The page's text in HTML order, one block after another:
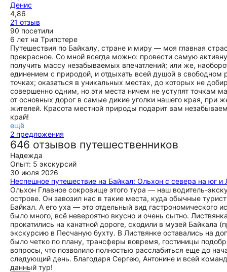
Денис
4,86
21 отзыв
90 посетили
6 лет на Трипстере
Путешествия по Байкалу, стране и миру — моя главная
прекрасное. Со мной всегда можно: провести самую
получить массу незабываемых впечатлений; или же,
единением с природой, и отдыхать всей душой в
точках; оказаться в уникальных местах, до которых не
совершенно одним, но эти места ничем не уступят точкам
от основных дорог в самые дикие уголки нашего края,
жителей. Красота местной природы подарит вам
край!
ещё
2 предложения
646 отзывов путешественников
Надежда
Опыт: 5 экскурсий
30 июля 2026
Неспешное путешествие на Байкал: Ольхон с севера на юг и
Ольхон Главное сокровище этого тура — наш водитель-
острове. Он завозил нас в такие места, куда обычные
Байкал. А его уха — это отдельный вид гастрономического
было много, всё невероятно вкусно и очень сытно.
прокатились на канатной дороге, сходили в музей Байкала
экскурсию в Песчаную бухту. В Листвянке оставались на
было четко по плану, трансферы вовремя, гостиницы
вопросы, что позволило полностью расслабиться еще до
следующий день. Благодаря Сергею, Антонине и всей
данный тур!